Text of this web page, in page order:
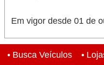
Em vigor desde 01 de